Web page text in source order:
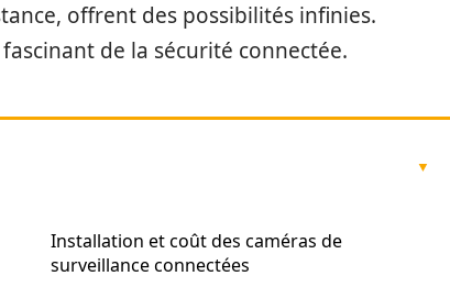
offrent des possibilités infinies.
de la sécurité connectée.
Installation et coût des caméras de
surveillance connectées